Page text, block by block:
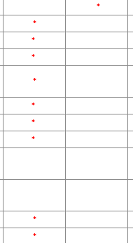
*
*
*
*
*
*
*
*
*
*